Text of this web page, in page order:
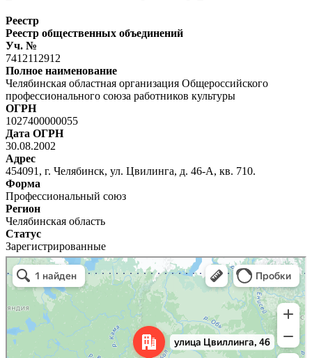
Реестр
Реестр общественных объединений
Уч. №
7412112912
Полное наименование
Челябинская областная организация Общероссийского
профессионального союза работников культуры
ОГРН
1027400000055
Дата ОГРН
30.08.2002
Адрес
454091, г. Челябинск, ул. Цвилинга, д. 46-А, кв. 710.
Форма
Профессиональный союз
Регион
Челябинская область
Статус
Зарегистрированные